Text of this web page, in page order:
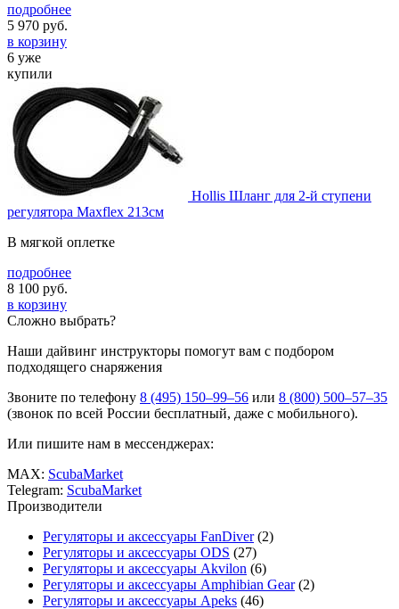
подробнее
5 970 руб.
в корзину
6 уже
купили
Hollis Шланг для 2-й ступени
регулятора Maxflex 213см
В мягкой оплетке
подробнее
8 100 руб.
в корзину
Сложно выбрать?
Наши дайвинг инструкторы помогут вам с подбором
подходящего снаряжения
Звоните по телефону 8 (495) 150–99–56 или 8 (800) 500–57–35
(звонок по всей России бесплатный, даже с мобильного).
Или пишите нам в мессенджерах:
MAX: ScubaMarket
Telegram: ScubaMarket
Производители
Регуляторы и аксессуары FanDiver(2)
Регуляторы и аксессуары ODS (27)
Регуляторы и аксессуары Akvilon (6)
Регуляторы и аксессуары Amphibian Gear(2)
Регуляторы и аксессуары Apeks (46)